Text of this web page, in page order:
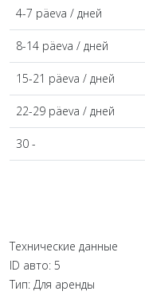
4-7 päeva / дней
8-14 päeva / дней
15-21 päeva / дней
22-29 päeva / дней
30 -
Технические данные
ID авто: 5
Тип: Для аренды